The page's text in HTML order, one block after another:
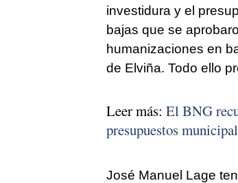
investidura y el
bajas que se
humanizaciones en
de Elviña. Todo ello
Leer más: El BNG
presupuestos
José Manuel Lage